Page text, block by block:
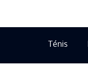
Ténis